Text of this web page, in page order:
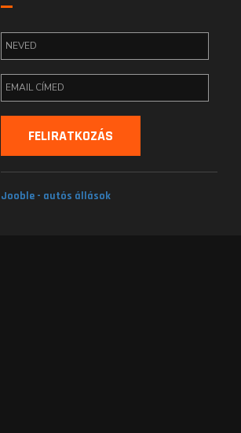
Jooble - autós állások